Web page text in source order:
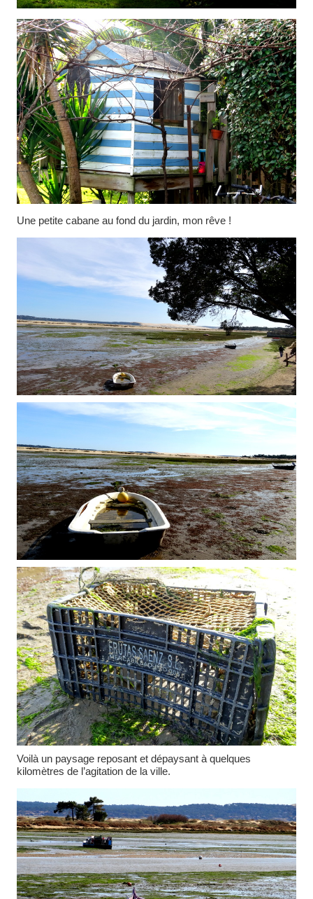
Une petite cabane au fond du jardin, mon rêve !
Voilà un paysage reposant et dépaysant à quelques
kilomètres de l’agitation de la ville.